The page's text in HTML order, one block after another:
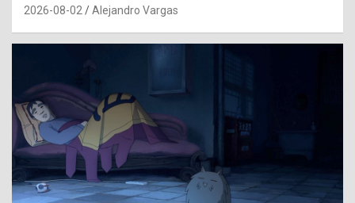
2026-08-02 Alejandro Vargas